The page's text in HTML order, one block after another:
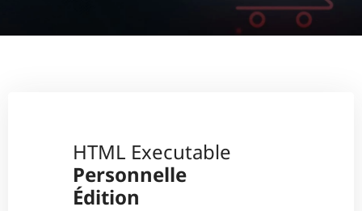
HTML Executable
Personnelle
Édition